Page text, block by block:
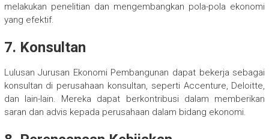
melakukan penelitian dan mengembangkan pola-pola ekonomi
yang efektif.
7. Konsultan
Lulusan Jurusan Ekonomi Pembangunan dapat bekerja sebagai
konsultan di perusahaan konsultan, seperti Accenture, Deloitte,
dan lain-lain. Mereka dapat berkontribusi dalam memberikan
saran dan advis kepada perusahaan dalam bidang ekonomi.